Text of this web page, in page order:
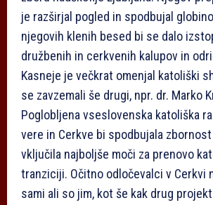
je razširjal pogled in spodbujal
njegovih klenih besed bi se dalo
družbenih in cerkvenih kalupov in
Kasneje je večkrat omenjal katoliški
se zavzemali še drugi, npr. dr. Marko
Poglobljena vseslovenska katoliška
vere in Cerkve bi spodbujala
vključila najboljše moči za prenovo
tranziciji. Očitno odločevalci v Cerkvi
sami ali so jim, kot še kak drug